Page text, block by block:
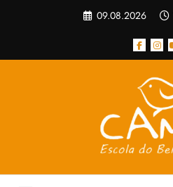
09.08.2026